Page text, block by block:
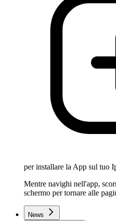
per installare la App sul tuo
Mentre navighi nell'app,
schermo per tornare alle
News